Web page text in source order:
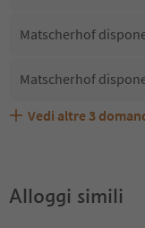
Matscherhof
Matscherhof
Matscherhof
Quali servizi/attività
Gli ospiti di
Vedi altre 3
Alloggi simili